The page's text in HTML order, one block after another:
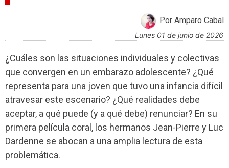
Por Amparo Cabal
lunes 01 de junio de 2026
¿Cuáles son las situaciones individuales y colectivas
que convergen en un embarazo adolescente? ¿Qué
representa para una joven que tuvo una infancia difícil
atravesar este escenario? ¿Qué realidades debe
aceptar, a qué puede (y a qué debe) renunciar? En su
primera película coral, los hermanos Jean-Pierre y Luc
Dardenne se abocan a una amplia lectura de esta
problemática.